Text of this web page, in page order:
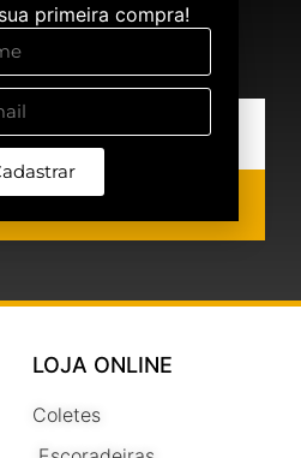
ofertas exclusivas
!!!
LOJA ONLINE
Coletes
primeira compra!